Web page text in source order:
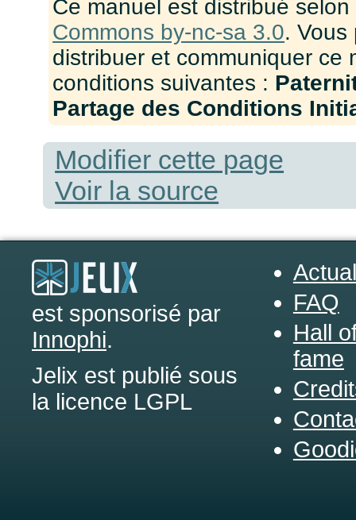
Ce manuel est distribué
Commons by-nc-sa 3.0. Vous
distribuer et communiquer ce
conditions suivantes :
Partage des Conditions
Modifier cette page
Voir la source
est sponsorisé par
Innophi.
Jelix est publié sous
la licence LGPL
FAQ
Hall
fame